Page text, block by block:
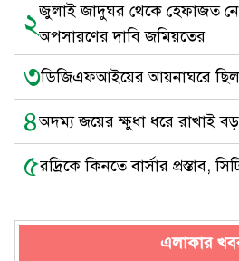
২জুলাই জাদুঘর থেকে হেফাজত
অপসারণের দাবি জমিয়তের
৩ডিজিএফআইয়ের আয়নাঘরে ছিল
৪অদম্য জয়ের ক্ষুধা ধরে রাখাই
৫রদ্রিকে কিনতে বার্সার প্রস্তাব,
এলাকার